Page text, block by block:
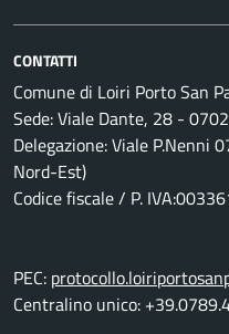
CONTATTI
Comune di Loiri Porto San
Sede: Viale Dante, 28 -
Delegazione: Viale P.Nenni
Nord-Est)
Codice fiscale / P.
PEC:
Centralino unico: